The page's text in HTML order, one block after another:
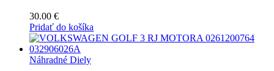
30.00 €
Pridať do košíka
Náhradné Diely